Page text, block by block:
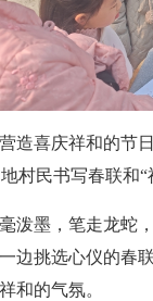
造喜庆祥和的节
村民书写春联和
泼墨，笔走龙蛇
边挑选心仪的
和的气氛。